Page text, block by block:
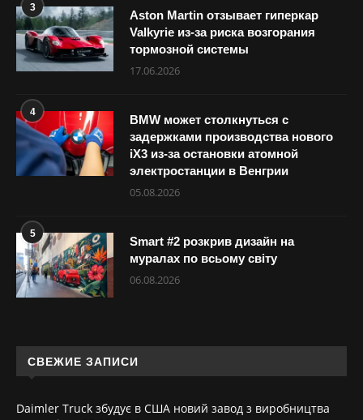
3
Aston Martin отзывает гиперкар
Valkyrie из-за риска возгорания
тормозной системы
17.06.2026
4
BMW может столкнуться с
задержками производства нового
iX3 из-за остановки атомной
электростанции в Венгрии
05.08.2026
5
Smart #2 розкрив дизайн на
муралах по всьому світу
06.08.2026
СВЕЖИЕ ЗАПИСИ
Daimler Truck збудує в США новий завод з виробництва